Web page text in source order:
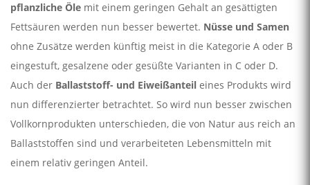
pflanzliche Öle mit einem geringen Gehalt an gesättigten
Fettsäuren werden nun besser bewertet. Nüsse und Samen
ohne Zusätze werden künftig meist in die Kategorie A oder B
eingestuft, gesalzene oder gesüßte Varianten in C oder D.
Auch der Ballaststoff- und Eiweißanteil eines Produkts wird
nun differenzierter betrachtet. So wird nun besser zwischen
Vollkornprodukten unterschieden, die von Natur aus reich an
Ballaststoffen sind und verarbeiteten Lebensmitteln mit
einem relativ geringen Anteil.